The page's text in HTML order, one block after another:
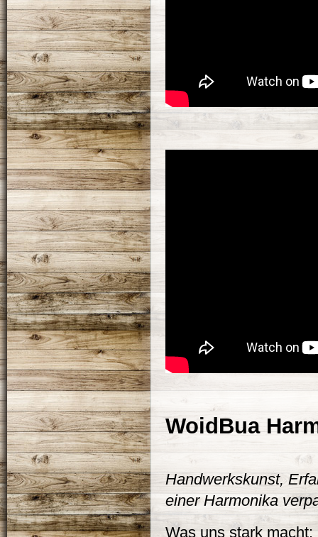
WoidBua
Handwerkskunst,
einer Harmonika
Was uns stark macht: